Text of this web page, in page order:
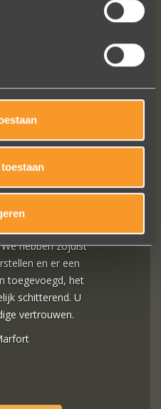
MÉDIAS SOCIAUX
bestelling (uit
is altijd zo
hebben zojuist
en er een
toegevoegd, het
schitterend. U
vertrouwen.